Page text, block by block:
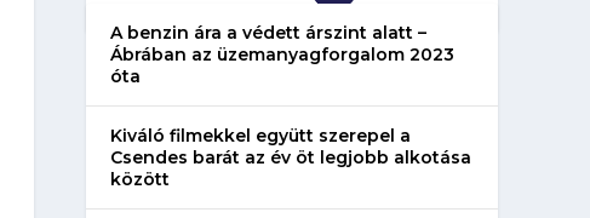
A benzin ára a védett árszint alatt –
Ábrában az üzemanyagforgalom 2023
óta
Kiváló filmekkel együtt szerepel a
Csendes barát az év öt legjobb alkotása
között